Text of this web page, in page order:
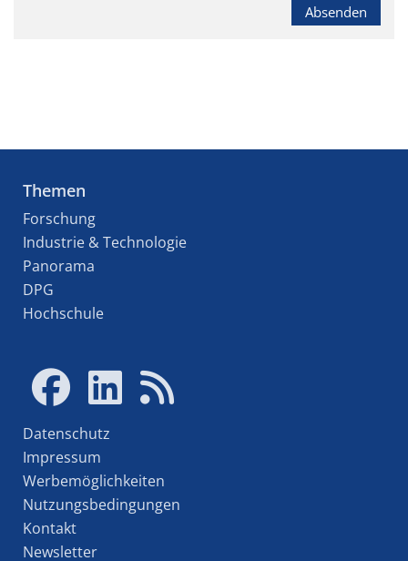
Absenden
Themen
Forschung
Industrie & Technologie
Panorama
DPG
Hochschule
Datenschutz
Impressum
Werbemöglichkeiten
Nutzungsbedingungen
Kontakt
Newsletter